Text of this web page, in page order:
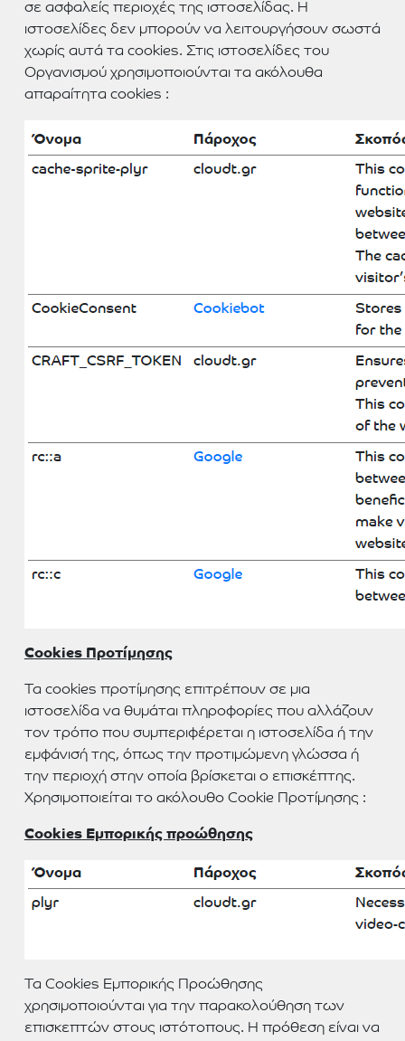
σε ασφαλείς περιοχές της ιστοσελίδας. Η
ιστοσελίδες δεν μπορούν να λειτουργήσουν σωστά
χωρίς αυτά τα cookies. Στις ιστοσελίδες του
Οργανισμού χρησιμοποιούνται τα ακόλουθα
απαραίτητα cookies :
Cookies Προτίμησης
Τα cookies προτίμησης επιτρέπουν σε μια
ιστοσελίδα να θυμάται πληροφορίες που αλλάζουν
τον τρόπο που συμπεριφέρεται η ιστοσελίδα ή την
εμφάνισή της, όπως την προτιμώμενη γλώσσα ή
την περιοχή στην οποία βρίσκεται ο επισκέπτης.
Χρησιμοποιείται το ακόλουθο Cookie Προτίμησης :
CookiesΕμπορικής προώθησης
Τα Cookies Εμπορικής Προώθησης
χρησιμοποιούνται για την παρακολούθηση των
επισκεπτών στους ιστότοπους. Η πρόθεση είναι να